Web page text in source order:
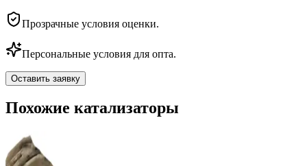
Прозрачные условия оценки.
Персональные условия для опта.
Оставить заявку
Похожие катализаторы